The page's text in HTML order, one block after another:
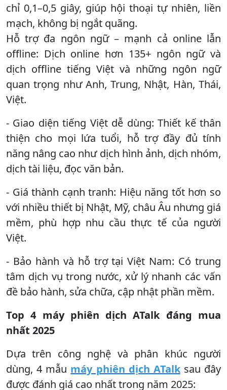
chỉ 0,1–0,5 giây, giúp hội thoại tự nhiên, liền
mạch, không bị ngắt quãng.
Hỗ trợ đa ngôn ngữ – mạnh cả online lẫn
offline: Dịch online hơn 135+ ngôn ngữ và
dịch offline tiếng Việt và những ngôn ngữ
quan trọng như Anh, Trung, Nhật, Hàn, Thái,
Việt.
- Giao diện tiếng Việt dễ dùng: Thiết kế thân
thiện cho mọi lứa tuổi, hỗ trợ đầy đủ tính
năng nâng cao như dịch hình ảnh, dịch nhóm,
dịch tài liệu, đọc văn bản.
- Giá thành cạnh tranh: Hiệu năng tốt hơn so
với nhiều thiết bị Nhật, Mỹ, châu Âu nhưng giá
mềm, phù hợp nhu cầu thực tế của người
Việt.
- Bảo hành và hỗ trợ tại Việt Nam: Có trung
tâm dịch vụ trong nước, xử lý nhanh các vấn
đề bảo hành, sửa chữa, cập nhật phần mềm.
Top 4 máy phiên dịch ATalk đáng mua
nhất 2025
Dựa trên công nghệ và phân khúc người
dùng, 4 mẫu máy phiên dịch ATalksau đây
được đánh giá cao nhất trong năm 2025: